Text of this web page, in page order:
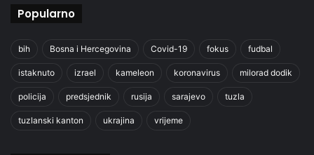
Popularno
bih Bosna i Hercegovina Covid-19 fokus fudbal
istaknuto izrael kameleon koronavirus milorad dodik
policija predsjednik rusija sarajevo tuzla
tuzlanski kanton ukrajina vrijeme